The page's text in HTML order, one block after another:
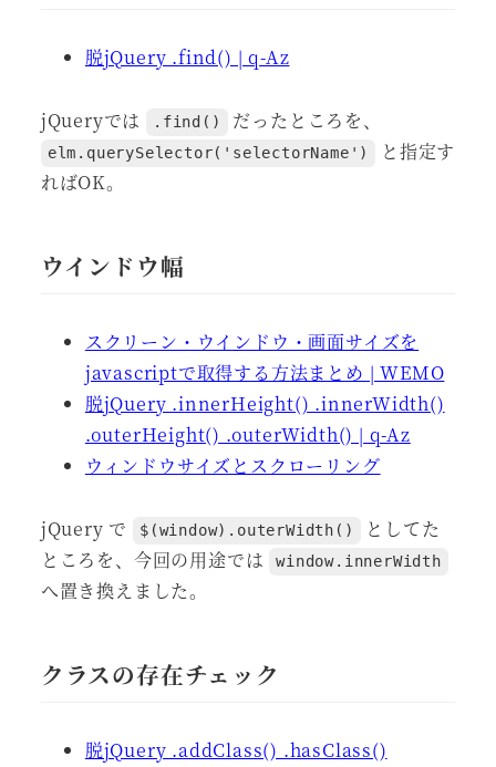
脱jQuery .find() | q-Az
jQueryでは .find() だったところを、
elm.querySelector('selectorName')
と指定す
ればOK。
ウインドウ幅
スクリーン・ウインドウ・画面サイズを
javascriptで取得する方法まとめ | WEMO
脱jQuery .innerHeight() .innerWidth()
.outerHeight() .outerWidth() | q-Az
ウィンドウサイズとスクローリング
jQuery で $(window).outerWidth()
としてた
ところを、今回の用途では
window.innerWidth
へ置き換えました。
クラスの存在チェック
脱jQuery .addClass() .hasClass()